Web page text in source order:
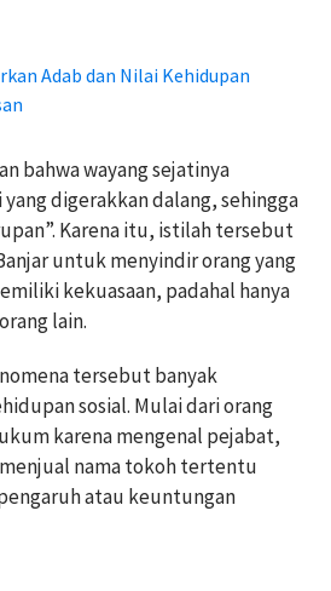
Adab dan Nilai Kehidupan
bahwa wayang sejatinya
digerakkan dalang, sehingga
Karena itu, istilah tersebut
untuk menyindir orang yang
kekuasaan, padahal hanya
lain.
tersebut banyak
sosial. Mulai dari orang
karena mengenal pejabat,
nama tokoh tertentu
atau keuntungan